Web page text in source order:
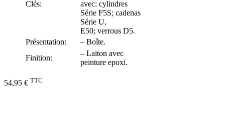
Clés:
avec: cylindres
Série F5S; cadenas
Série U,
E50; verrous D5.
Présentation:
– Boîte.
Finition:
– Laiton avec
peinture epoxi.
54,95 € TTC